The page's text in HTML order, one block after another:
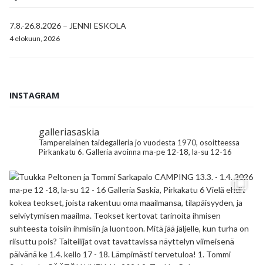
7.8.-26.8.2026 – JENNI ESKOLA
4 elokuun, 2026
INSTAGRAM
galleriasaskia
Tamperelainen taidegalleria jo vuodesta 1970, osoitteessa
Pirkankatu 6. Galleria avoinna ma-pe 12-18, la-su 12-16